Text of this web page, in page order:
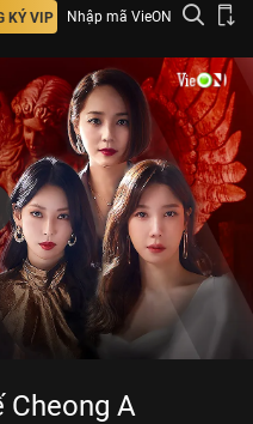
KÝ VIP Nhập mã VieON
Cheong A